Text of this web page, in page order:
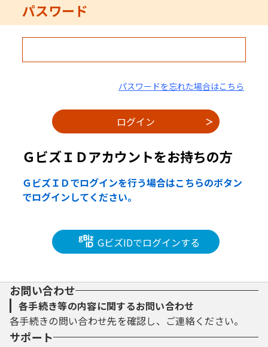
パスワード
パスワードを忘れた場合はこちら
ＧビズＩＤアカウントをお持ちの方
ＧビズＩＤでログインを行う場合はこちらのボタン
でログインしてください。
GビズIDでログインする
お問い合わせ
各手続き等の内容に関するお問い合わせ
各手続きの問い合わせ先を確認し、ご連絡ください。
サポート